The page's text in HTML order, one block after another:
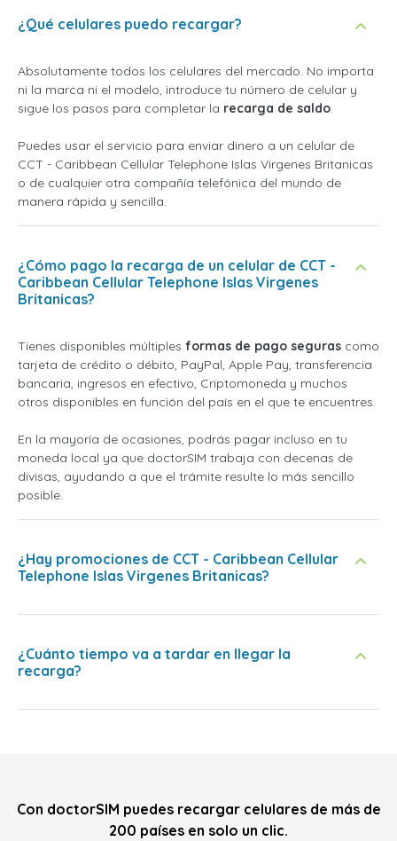
¿Qué celulares puedo recargar?
Absolutamente todos los celulares del mercado. No importa
ni la marca ni el modelo, introduce tu número de celular y
sigue los pasos para completar la recarga de saldo.
Puedes usar el servicio para enviar dinero a un celular de
CCT - Caribbean Cellular Telephone Islas Virgenes Britanicas
o de cualquier otra compañía telefónica del mundo de
manera rápida y sencilla.
¿Cómo pago la recarga de un celular de CCT -
Caribbean Cellular Telephone Islas Virgenes
Britanicas?
Tienes disponibles múltiples formas de pago seguras como
tarjeta de crédito o débito, PayPal, Apple Pay, transferencia
bancaria, ingresos en efectivo, Criptomoneda y muchos
otros disponibles en función del país en el que te encuentres.
En la mayoría de ocasiones, podrás pagar incluso en tu
moneda local ya que doctorSIM trabaja con decenas de
divisas, ayudando a que el trámite resulte lo más sencillo
posible.
¿Hay promociones de CCT - Caribbean Cellular
Telephone Islas Virgenes Britanicas?
¿Cuánto tiempo va a tardar en llegar la
recarga?
Con doctorSIM puedes recargar celulares de más de
200 países en solo un clic.